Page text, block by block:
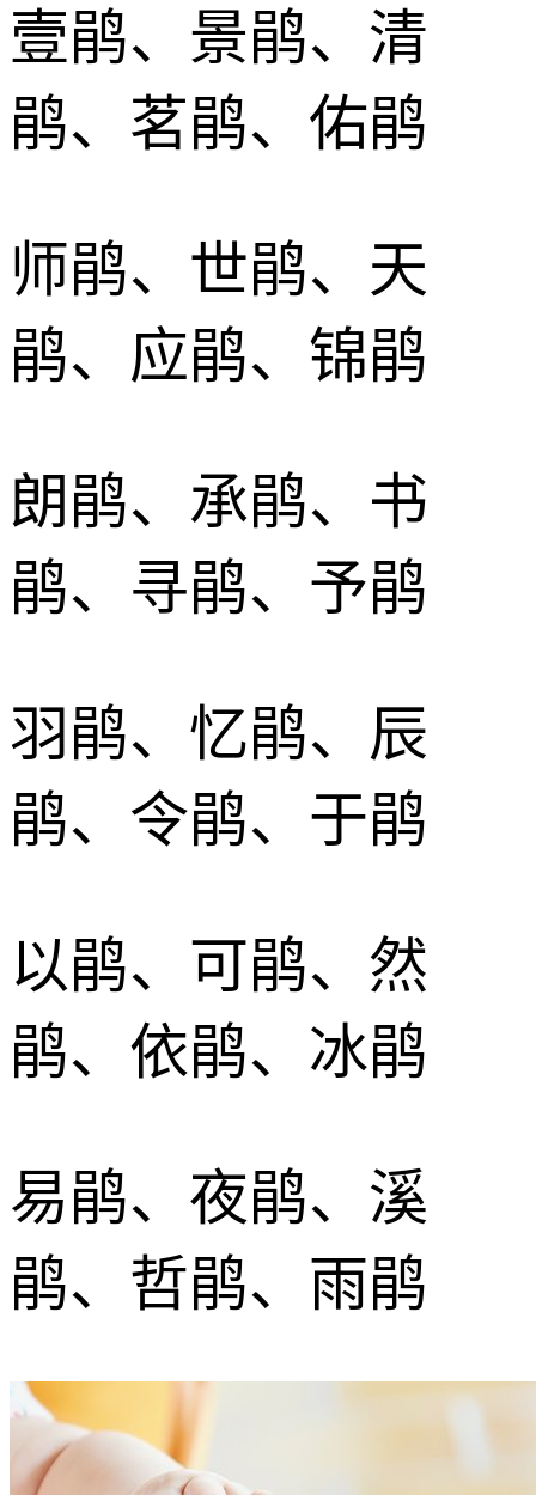
壹鹃、景鹃、清
鹃、茗鹃、佑鹃
师鹃、世鹃、天
鹃、应鹃、锦鹃
朗鹃、承鹃、书
鹃、寻鹃、予鹃
羽鹃、忆鹃、辰
鹃、令鹃、于鹃
以鹃、可鹃、然
鹃、依鹃、冰鹃
易鹃、夜鹃、溪
鹃、哲鹃、雨鹃